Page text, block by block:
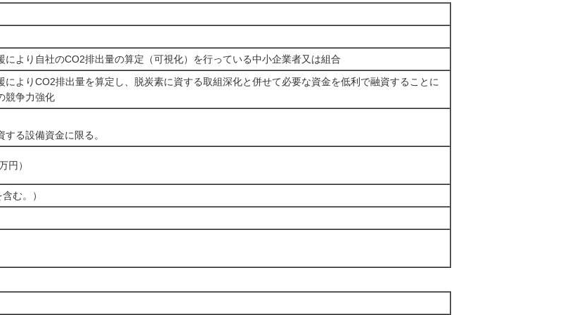
により自社のCO2排出量の算定（可視化）を行っている中小企業者又は組合
によりCO2排出量を算定し、脱炭素に資する取組深化と併せて必要な資金を低利で融資することに
競争力強化
る設備資金に限る。
円）
む。）